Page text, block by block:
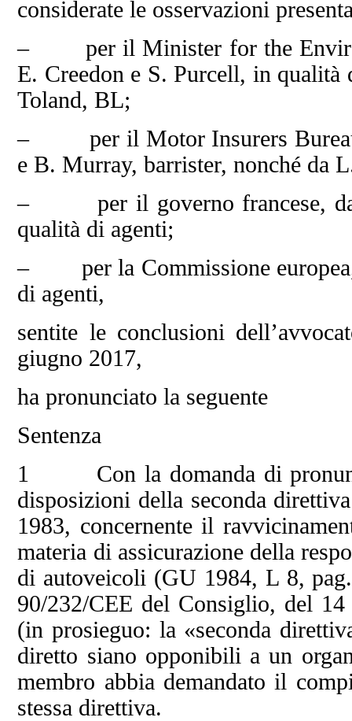
considerate le osservazioni
– per il Minister for the
E. Creedon e S. Purcell, in
Toland, BL;
– per il Motor Insurers Bureau
e B. Murray, barrister, nonché da
– per il governo francese, da
qualità di agenti;
– per la Commissione europea,
di agenti,
sentite le conclusioni
giugno 2017,
ha pronunciato la seguente
Sentenza
1 Con la domanda di
disposizioni della seconda
1983, concernente il
materia di assicurazione della
di autoveicoli (GU 1984, L 8,
90/232/CEE del Consiglio, del
(in prosieguo: la «seconda
diretto siano opponibili a un
membro abbia demandato il
stessa direttiva.